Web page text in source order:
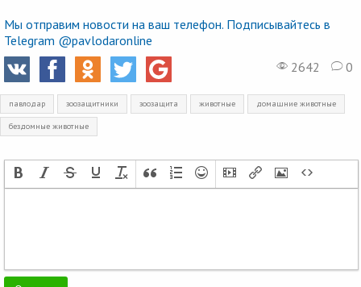
Мы отправим новости на ваш телефон. Подписывайтесь в
Telegram @pavlodaronline
2642
0
павлодар зоозащитники зоозащита животные домашние животные
бездомные животные